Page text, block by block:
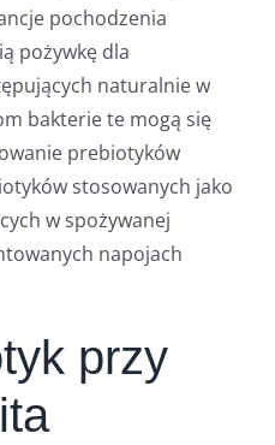
pochodzenia
pożywkę dla
naturalnie w
bakterie te mogą się
prebiotyków
stosowanych jako
w spożywanej
napojach
przy